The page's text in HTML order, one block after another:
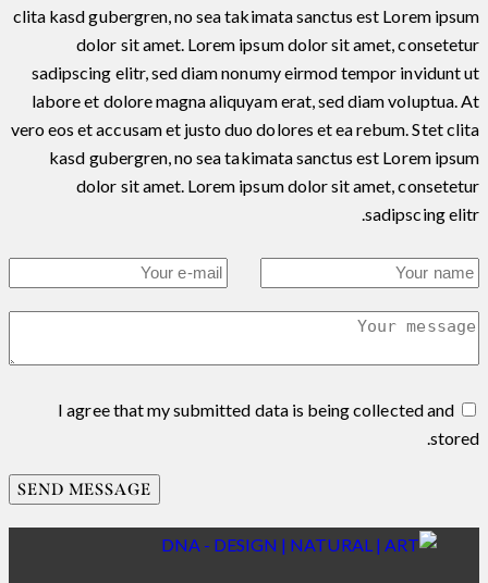
clita kasd gubergren, no sea takimata sanctus est Lorem ipsum
dolor sit amet. Lorem ipsum dolor sit amet, consetetur
sadipscing elitr, sed diam nonumy eirmod tempor invidunt ut
labore et dolore magna aliquyam erat, sed diam voluptua. At
vero eos et accusam et justo duo dolores et ea rebum. Stet clita
kasd gubergren, no sea takimata sanctus est Lorem ipsum
dolor sit amet. Lorem ipsum dolor sit amet, consetetur
sadipscing elitr.
I agree that my submitted data is being collected and
stored.
SEND MESSAGE